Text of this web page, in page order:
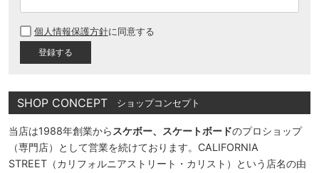
須
個人情報保護方針に同意する
SHOP CONCEPT ショップコンセプト
当店は1988年創業からスケボー、スケートボードのプロショップ
（専門店）として営業を続けております。CALIFORNIA
STREET（カリフォルニアストリート・カリスト）という店名の由